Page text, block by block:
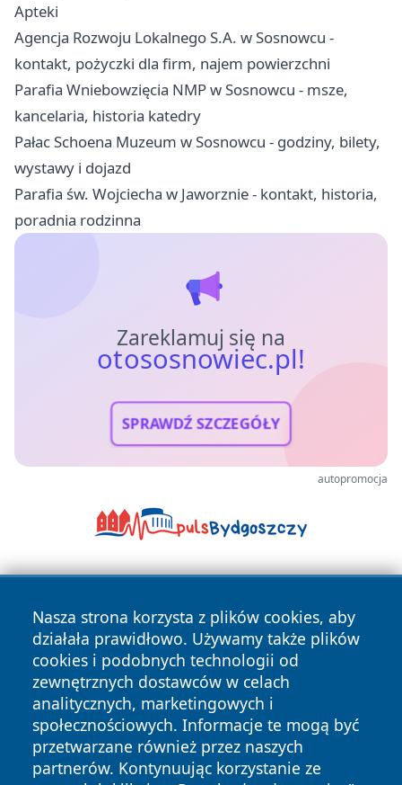
Apteki
Agencja Rozwoju Lokalnego S.A. w Sosnowcu -
kontakt, pożyczki dla firm, najem powierzchni
Parafia Wniebowzięcia NMP w Sosnowcu - msze,
kancelaria, historia katedry
Pałac Schoena Muzeum w Sosnowcu - godziny, bilety,
wystawy i dojazd
Parafia św. Wojciecha w Jaworznie - kontakt, historia,
poradnia rodzinna
Zareklamuj się na
otososnowiec.pl!
SPRAWDŹ SZCZEGÓŁY
autopromocja
Nasza strona korzysta z plików cookies, aby
działała prawidłowo. Używamy także plików
cookies i podobnych technologii od
zewnętrznych dostawców w celach
analitycznych, marketingowych i
społecznościowych. Informacje te mogą być
przetwarzane również przez naszych
partnerów. Kontynuując korzystanie ze
Copyright © 2026 otososnowiec.pl Wszystkie prawa
zastrzeżone.
News Autorzy
Polityka
Polityka